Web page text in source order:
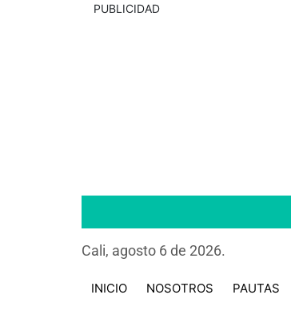
PUBLICIDAD
Cali, agosto 6 de 2026.
INICIO NOSOTROS PAUTAS